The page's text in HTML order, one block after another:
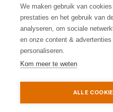
Privacy Policy
We maken gebruik van
prestaties en het gebruik van
analyseren, om sociale
en onze content &
personaliseren.
Kom meer te weten
ALLE